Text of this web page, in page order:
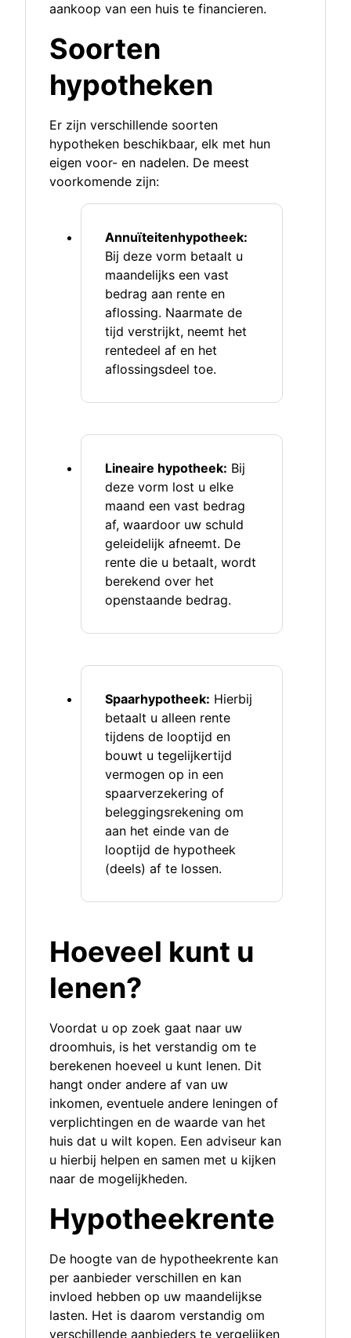
aankoop van een huis te financieren.
Soorten
hypotheken
Er zijn verschillende soorten
hypotheken beschikbaar, elk met hun
eigen voor- en nadelen. De meest
voorkomende zijn:
Annuïteitenhypotheek:
Bij deze vorm betaalt u
maandelijks een vast
bedrag aan rente en
aflossing. Naarmate de
tijd verstrijkt, neemt het
rentedeel af en het
aflossingsdeel toe.
Lineaire hypotheek: Bij
deze vorm lost u elke
maand een vast bedrag
af, waardoor uw schuld
geleidelijk afneemt. De
rente die u betaalt, wordt
berekend over het
openstaande bedrag.
Spaarhypotheek: Hierbij
betaalt u alleen rente
tijdens de looptijd en
bouwt u tegelijkertijd
vermogen op in een
spaarverzekering of
beleggingsrekening om
aan het einde van de
looptijd de hypotheek
(deels) af te lossen.
Hoeveel kunt u
lenen?
Voordat u op zoek gaat naar uw
droomhuis, is het verstandig om te
berekenen hoeveel u kunt lenen. Dit
hangt onder andere af van uw
inkomen, eventuele andere leningen of
verplichtingen en de waarde van het
huis dat u wilt kopen. Een adviseur kan
u hierbij helpen en samen met u kijken
naar de mogelijkheden.
Hypotheekrente
De hoogte van de hypotheekrente kan
per aanbieder verschillen en kan
invloed hebben op uw maandelijkse
lasten. Het is daarom verstandig om
verschillende aanbieders te vergelijken